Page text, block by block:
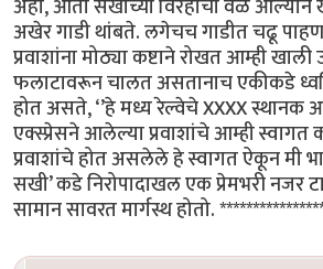
अहो, आता सखीच्या विरहाची वेळ आल्याने
अखेर गाडी थांबते. लगेचच गाडीत चढू
प्रवाशांना मोठ्या कष्टाने रोखत आम्ही खाली
फलाटावरून चालत असतानाच एकीकडे
होत असते, ‘’हे मध्य रेल्वेचे XXXX स्थानक
एक्स्प्रेसने आलेल्या प्रवाशांचे आम्ही स्वागत
प्रवाशांचे होत असलेले हे स्वागत ऐकून मी
सखी’ कडे निरोपादाखल एक प्रेमभरी नजर
सामान सावरत मार्गस्थ होतो.